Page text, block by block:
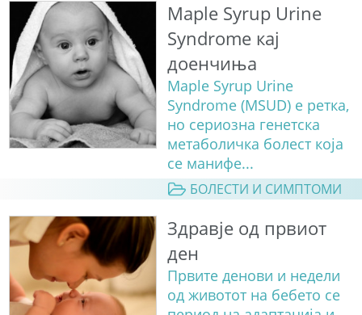
Maple Syrup Urine
Syndrome кај
доенчиња
Maple Syrup Urine
Syndrome (MSUD) е ретка,
но сериозна генетска
метаболичка болест која
се манифе...
БОЛЕСТИ И СИМПТОМИ
Здравје од првиот
ден
Првите денови и недели
од животот на бебето се